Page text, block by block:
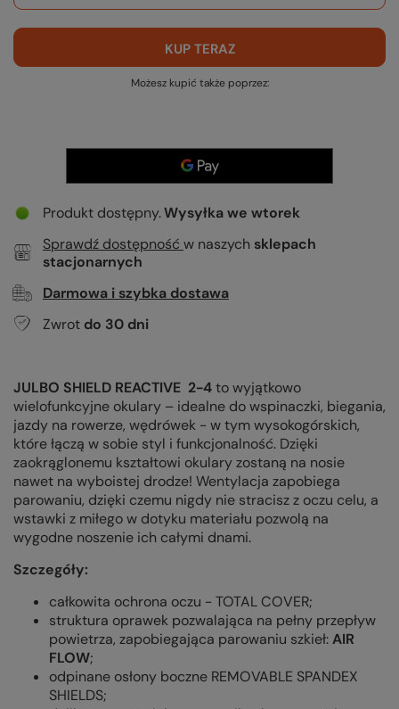
KUP TERAZ
Możesz kupić także poprzez:
Produkt dostępny Wysyłkawe wtorek
Sprawdź dostępność w naszych sklepach
stacjonarnych
Darmowa i szybka dostawa
Zwrot do 30 dni
JULBO SHIELD REACTIVE 2-4to wyjątkowo
wielofunkcyjne okulary – idealne do wspinaczki, biegania,
jazdy na rowerze, wędrówek - w tym wysokogórskich,
które łączą w sobie styl i funkcjonalność. Dzięki
zaokrąglonemu kształtowi okulary zostaną na nosie
nawet na wyboistej drodze! Wentylacja zapobiega
parowaniu, dzięki czemu nigdy nie stracisz z oczu celu, a
wstawki z miłego w dotyku materiału pozwolą na
wygodne noszenie ich całymi dnami.
Szczegóły:
całkowita ochrona oczu - TOTAL COVER;
struktura oprawek pozwalająca na pełny przepływ
powietrza, zapobiegająca parowaniu szkieł:AIR
FLOW;
odpinane osłony boczne REMOVABLE SPANDEX
SHIELDS;